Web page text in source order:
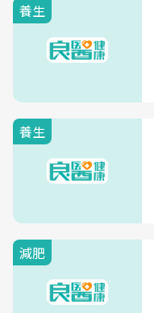
養生
養生
減肥